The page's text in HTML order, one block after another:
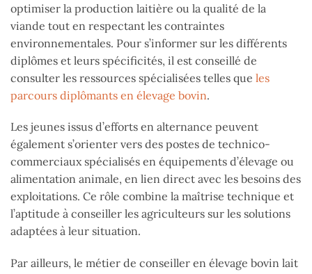
optimiser la production laitière ou la qualité de la
viande tout en respectant les contraintes
environnementales. Pour s’informer sur les différents
diplômes et leurs spécificités, il est conseillé de
consulter les ressources spécialisées telles que les
parcours diplômants en élevage bovin.
Les jeunes issus d’efforts en alternance peuvent
également s’orienter vers des postes de technico-
commerciaux spécialisés en équipements d’élevage ou
alimentation animale, en lien direct avec les besoins des
exploitations. Ce rôle combine la maîtrise technique et
l’aptitude à conseiller les agriculteurs sur les solutions
adaptées à leur situation.
Par ailleurs, le métier de conseiller en élevage bovin lait